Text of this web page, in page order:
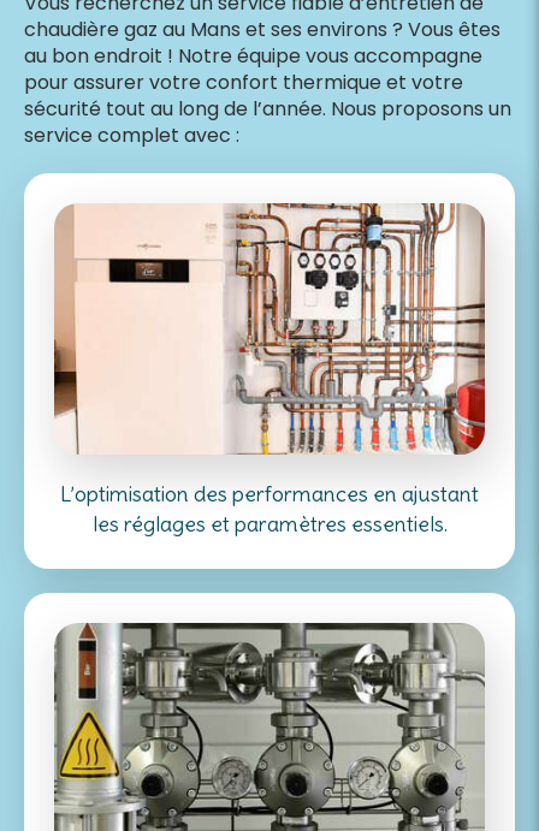
chaudière gaz au Mans et ses environs ? Vous êtes
au bon endroit ! Notre équipe vous accompagne
pour assurer votre confort thermique et votre
sécurité tout au long de l’année. Nous proposons un
service complet avec :
L’optimisation des performances en ajustant
les réglages et paramètres essentiels.